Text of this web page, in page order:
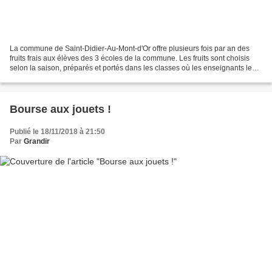
La commune de Saint-Didier-Au-Mont-d'Or offre plusieurs fois par an des
fruits frais aux élèves des 3 écoles de la commune. Les fruits sont choisis
selon la saison, préparés et portés dans les classes où les enseignants les
Bourse aux jouets !
Publié le 18/11/2018 à 21:50
Par Grandir